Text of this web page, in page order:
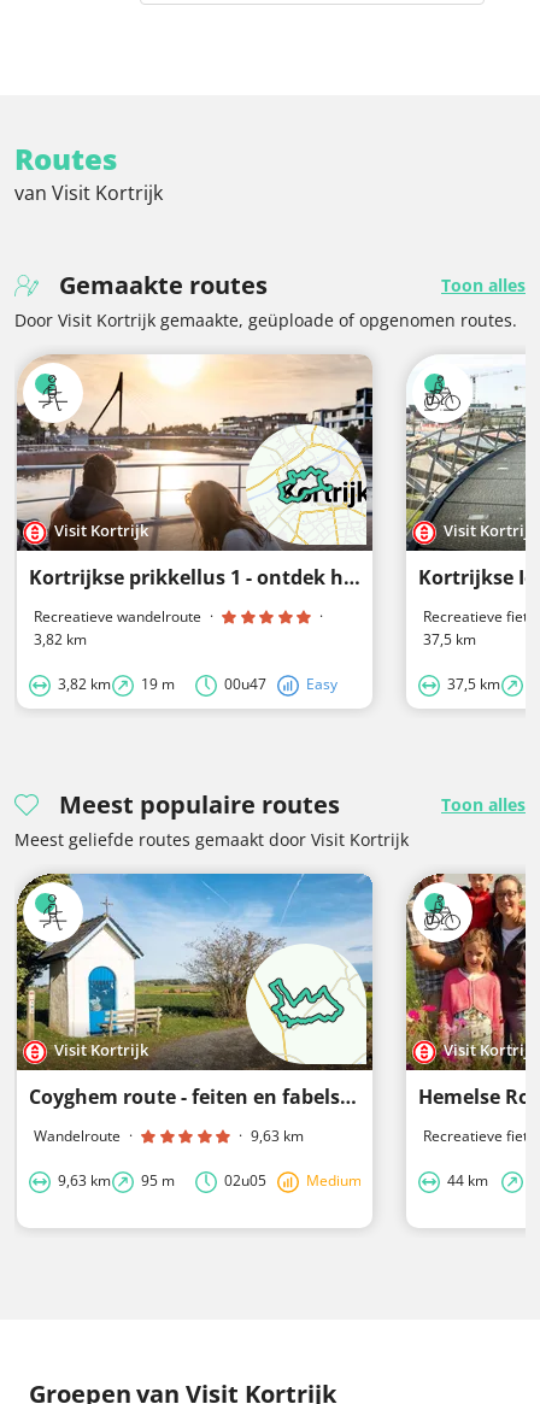
Routes
van Visit Kortrijk
Gemaakte routes
Toon alles
Door Visit Kortrijk gemaakte, geüploade of opgenomen routes.
Visit Kortrijk
Kortrijkse prikkellus 1 - ontdek het creatieve Kortrijk
Recreatieve wandelroute ·
·
3,82 km
3,82 km 19 m 00u47 Easy
Visit Kortrijk
Kortrijkse
Recreatieve
37,5 km
37,5 km
Meest populaire routes
Toon alles
Meest geliefde routes gemaakt door Visit Kortrijk
Visit Kortrijk
Coyghem route - feiten en fabels over de Provence van Kortrijk en Zwevegem - lange versie
Wandelroute · · 9,63 km
9,63 km 95 m 02u05 Medium
Visit Kortrijk
Hemelse
Recreatieve
44 km
Groepenvan Visit Kortrijk